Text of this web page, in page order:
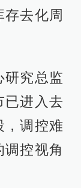
去化周
研究总监
已进入去
，调控难
控视角